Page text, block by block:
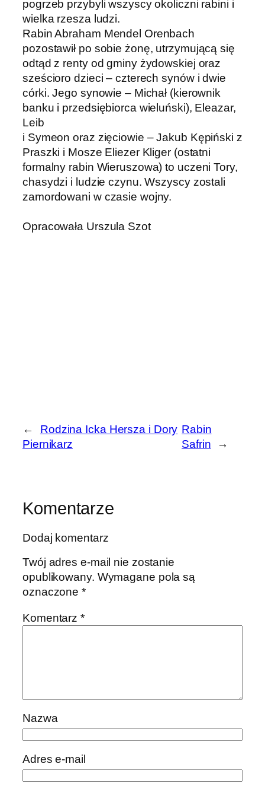
pogrzeb przybyli wszyscy okoliczni rabini i
wielka rzesza ludzi.
Rabin Abraham Mendel Orenbach
pozostawił po sobie żonę, utrzymującą się
odtąd z renty od gminy żydowskiej oraz
sześcioro dzieci – czterech synów i dwie
córki. Jego synowie – Michał (kierownik
banku i przedsiębiorca wieluński), Eleazar,
Leib
i Symeon oraz zięciowie – Jakub Kępiński z
Praszki i Mosze Eliezer Kliger (ostatni
formalny rabin Wieruszowa) to uczeni Tory,
chasydzi i ludzie czynu. Wszyscy zostali
zamordowani w czasie wojny.
Opracowała Urszula Szot
←
Rodzina Icka Hersza i Dory
Piernikarz
Rabin
Safrin
→
Komentarze
Dodaj komentarz
Twój adres e-mail nie zostanie
opublikowany. Wymagane pola są
oznaczone*
Komentarz*
Nazwa
Adres e-mail